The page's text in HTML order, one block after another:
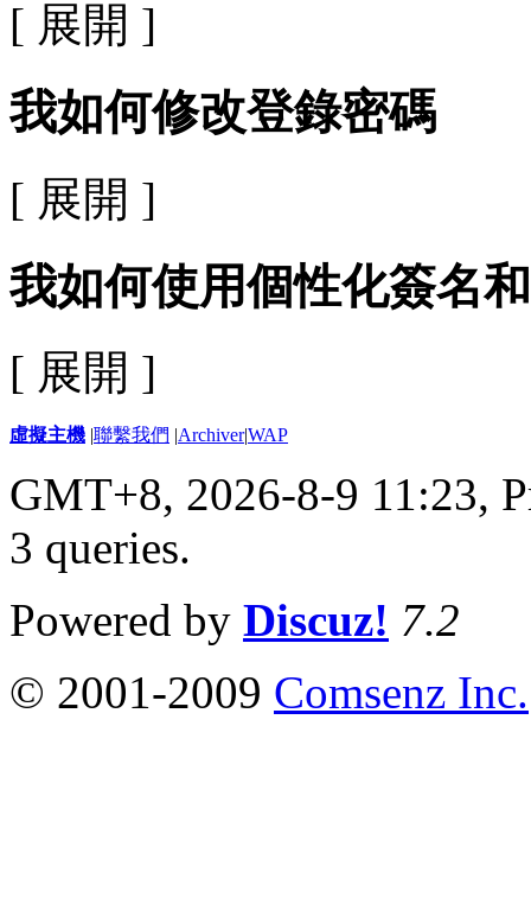
[ 展開 ]
我如何修改登錄密碼
[ 展開 ]
我如何使用個性化簽名
[ 展開 ]
虛擬主機 |聯繫我們 |Archiver|WAP
GMT+8, 2026-8-9 11:23,
3 queries.
Powered by Discuz! 7.2
© 2001-2009 Comsenz Inc.